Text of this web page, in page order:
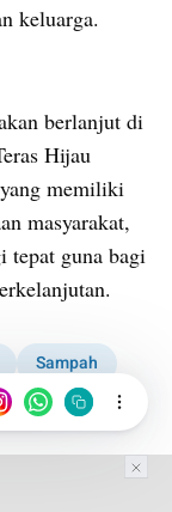
keluarga.
berlanjut di
Hijau
memiliki
masyarakat,
tepat guna bagi
Sampah
Komunikasi